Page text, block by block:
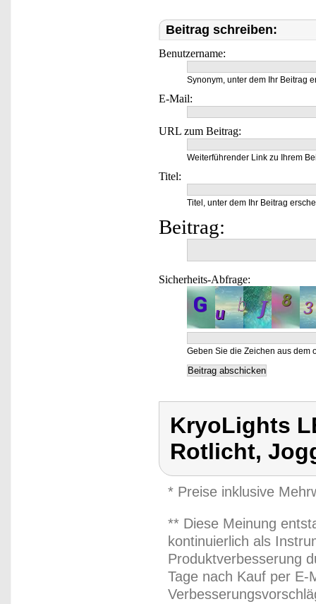
Beitrag schreiben:
Benutzername:
Synonym, unter dem Ihr Beitrag
E-Mail:
URL zum Beitrag:
Weiterführender Link zu Ihrem
Titel:
Titel, unter dem Ihr Beitrag
Beitrag:
Sicherheits-Abfrage:
Geben Sie die Zeichen aus dem
KryoLights
Rotlicht,
* Preise inklusive
** Diese Meinung
kontinuierlich als
Produktverbesserung
Tage nach Kauf per E-